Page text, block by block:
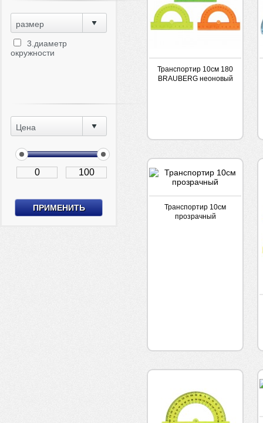
размер
3.диаметр
окружности
Цена
Транспортир 10см 180
BRAUBERG неоновый
Транспортир 10см
прозрачный